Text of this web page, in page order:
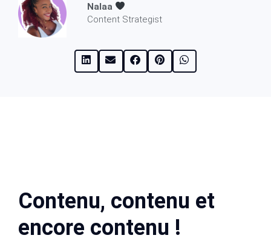
Nalaa
Content Strategist
Contenu, contenu et
encore contenu !